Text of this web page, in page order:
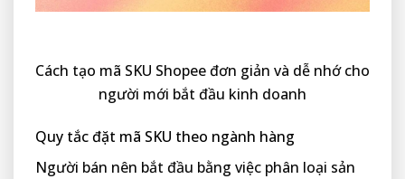
Cách tạo mã SKU Shopee đơn giản và dễ nhớ cho
người mới bắt đầu kinh doanh
Quy tắc đặt mã SKU theo ngành hàng
Người bán nên bắt đầu bằng việc phân loại sản